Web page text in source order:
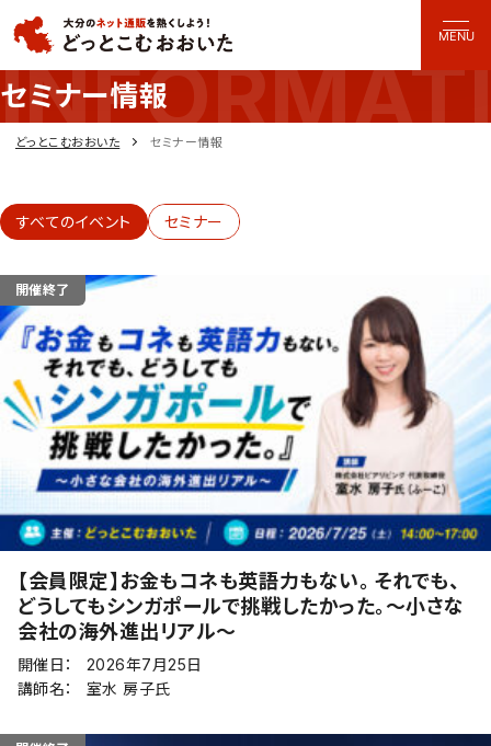
どっとこむおおいた
MENU
セミナー情報
どっとこむおおいた セミナー情報
すべてのイベント セミナー
開催終了
【会員限定】お金もコネも英語力もない。 それでも、
どうしてもシンガポールで挑戦したかった。〜小さな
会社の海外進出リアル〜
開催日：
2026年7月25日
講師名：
室水 房子氏